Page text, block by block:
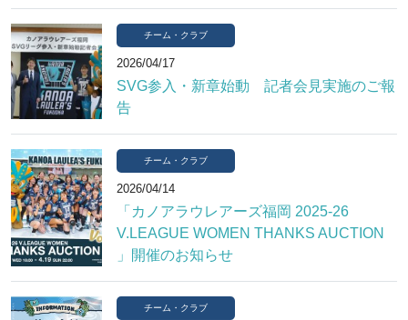
チーム・クラブ
2026/04/17
SVG参入・新章始動 記者会見実施のご報
告
チーム・クラブ
2026/04/14
「カノアラウレアーズ福岡 2025-26
V.LEAGUE WOMEN THANKS AUCTION
」開催のお知らせ
チーム・クラブ